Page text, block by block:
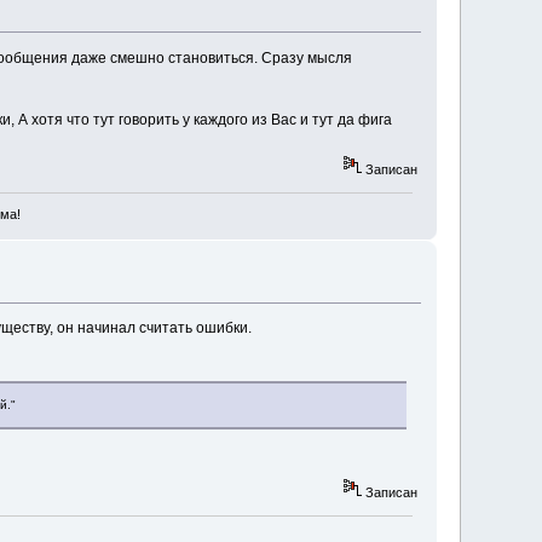
даже смешно становиться. Сразу мысля
хотя что тут говорить у каждого из Вас и тут да фига
Записан
он начинал считать ошибки.
Записан